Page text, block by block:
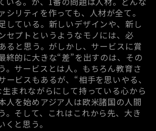
シリティを作っても、人材が全て。
している。新しいデザインや、新し
セプトというようなモノには、必
ると思う。がしかし、サービスに賞
終的に大きな“差”を出すのは、その
。サービスとは人。もちろん教育さ
ービスもあるが、“相手を思いやる、
まれながらにして持っている心から
人を始めアジア人は欧米諸国の人間
。そして、これはこれから先、大き
と思う。